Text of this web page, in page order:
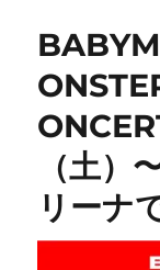
（土）
リーナ